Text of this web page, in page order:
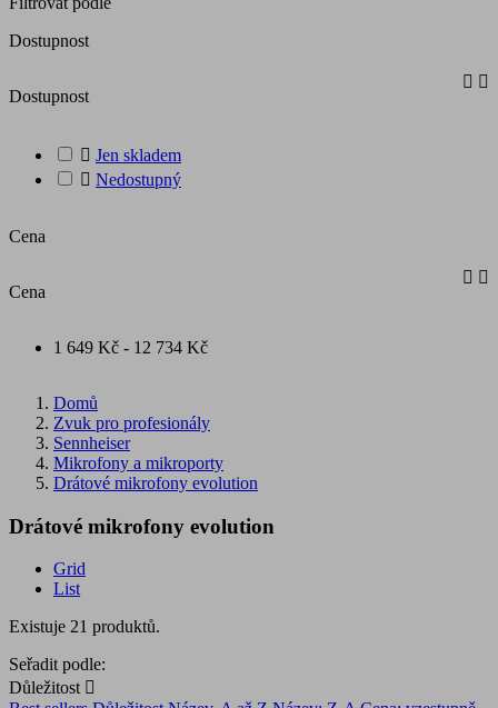
Dostupnost
Dostupnost
 
 Jen skladem
 Nedostupný
Cena
Cena
 
1 649 Kč - 12 734 Kč
Domů
Zvuk pro profesionály
Sennheiser
Mikrofony a mikroporty
Drátové mikrofony evolution
Drátové mikrofony evolution
Grid
List
Existuje 21 produktů.
Seřadit podle:
Důležitost 